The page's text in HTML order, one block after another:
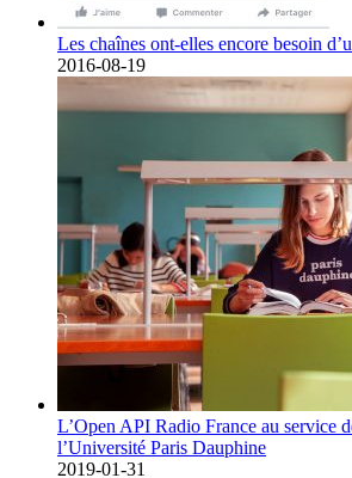
Les chaînes ont-elles encore besoin
2016-08-19
L’Open API Radio France au service
l’Université Paris Dauphine
2019-01-31